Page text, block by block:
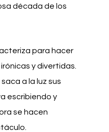
década de los
para hacer
y divertidas.
a la luz sus
escribiendo y
se hacen